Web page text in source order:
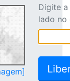
Digite
lado no